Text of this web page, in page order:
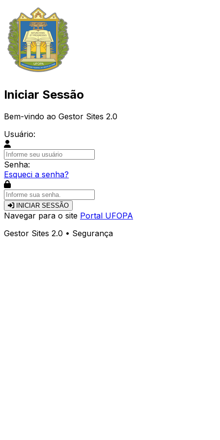
Iniciar Sessão
Bem-vindo ao Gestor Sites 2.0
Usuário:
Senha:
Esqueci a senha?
INICIAR SESSÃO
Navegar para o site Portal UFOPA
Gestor Sites 2.0 • Segurança